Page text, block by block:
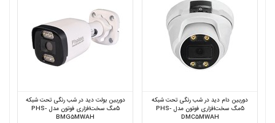
دوربین دام دید در شب رنگی تحت شبکه
5مگ سخت‌افزاری فوتون مدل PHS-
DMC5MWAH
دوربین بولت دید در شب رنگی تحت شبکه
5مگ سخت‌افزاری فوتون مدل PHS-
BMG5MWAH